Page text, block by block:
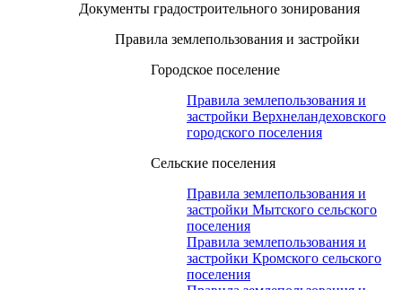
Документы градостроительного зонирования
Правила землепользования и застройки
Городское поселение
Правила землепользования и
застройки Верхнеландеховского
городского поселения
Сельские поселения
Правила землепользования и
застройки Мытского сельского
поселения
Правила землепользования и
застройки Кромского сельского
поселения